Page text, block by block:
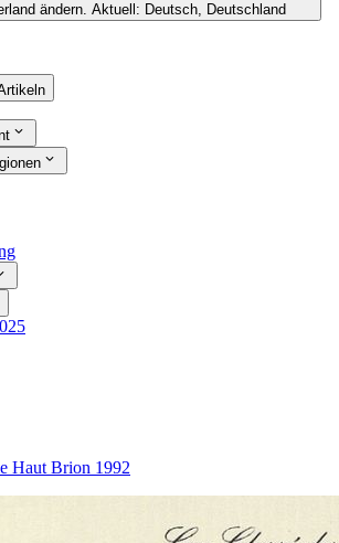
ändern. Aktuell: Deutsch, Deutschland
Haut Brion 1992